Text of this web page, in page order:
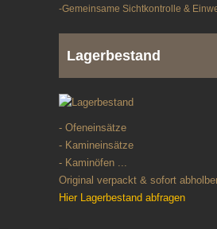
-Gemeinsame Sichtkontrolle &
Lagerbestand
- Ofeneinsätze
- Kamineinsätze
- Kaminöfen ...
Original verpackt & sofort
Hier Lagerbestand abfragen